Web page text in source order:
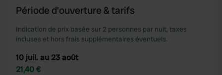
Période d'ouverture & tarifs
Indication de prix basée sur 2 personnes par nuit, taxes
incluses et hors frais supplémentaires éventuels.
10 juil. au 23 août
21,40 €